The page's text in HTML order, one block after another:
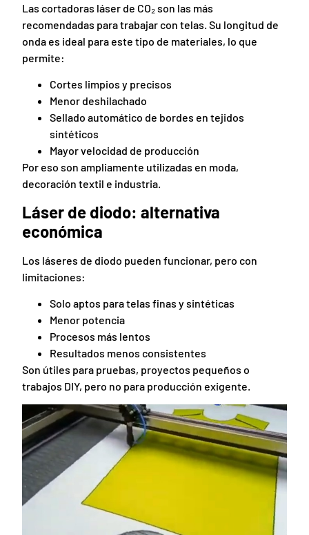
Las cortadoras láser de CO₂ son las más
recomendadas para trabajar con telas. Su longitud de
onda es ideal para este tipo de materiales, lo que
permite:
Cortes limpios y precisos
Menor deshilachado
Sellado automático de bordes en tejidos
sintéticos
Mayor velocidad de producción
Por eso son ampliamente utilizadas en moda,
decoración textil e industria.
Láser de diodo: alternativa
económica
Los láseres de diodo pueden funcionar, pero con
limitaciones:
Solo aptos para telas finas y sintéticas
Menor potencia
Procesos más lentos
Resultados menos consistentes
Son útiles para pruebas, proyectos pequeños o
trabajos DIY, pero no para producción exigente.